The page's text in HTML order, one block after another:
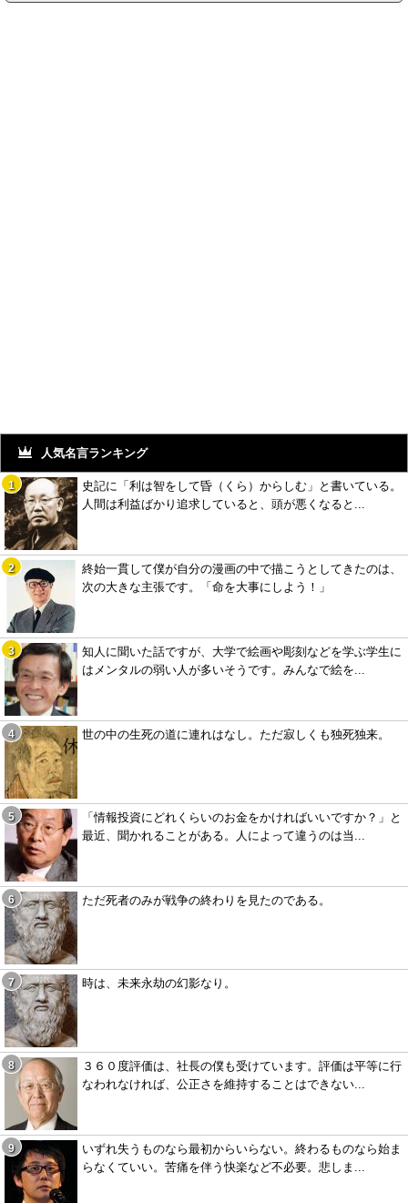
人気名言ランキング
史記に「利は智をして昏（くら）からしむ」と書いている。
人間は利益ばかり追求していると、頭が悪くなると...
終始一貫して僕が自分の漫画の中で描こうとしてきたのは、
次の大きな主張です。「命を大事にしよう！」
知人に聞いた話ですが、大学で絵画や彫刻などを学ぶ学生に
はメンタルの弱い人が多いそうです。みんなで絵を...
世の中の生死の道に連れはなし。ただ寂しくも独死独来。
「情報投資にどれくらいのお金をかければいいですか？」と
最近、聞かれることがある。人によって違うのは当...
ただ死者のみが戦争の終わりを見たのである。
時は、未来永劫の幻影なり。
３６０度評価は、社長の僕も受けています。評価は平等に行
なわれなければ、公正さを維持することはできない...
いずれ失うものなら最初からいらない。終わるものなら始ま
らなくていい。苦痛を伴う快楽など不必要。悲しま...